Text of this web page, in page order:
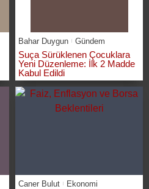
Bahar Duygun Gündem
Suça Sürüklenen Çocuklara
Yeni Düzenleme: İlk 2 Madde
Kabul Edildi
Caner Bulut Ekonomi